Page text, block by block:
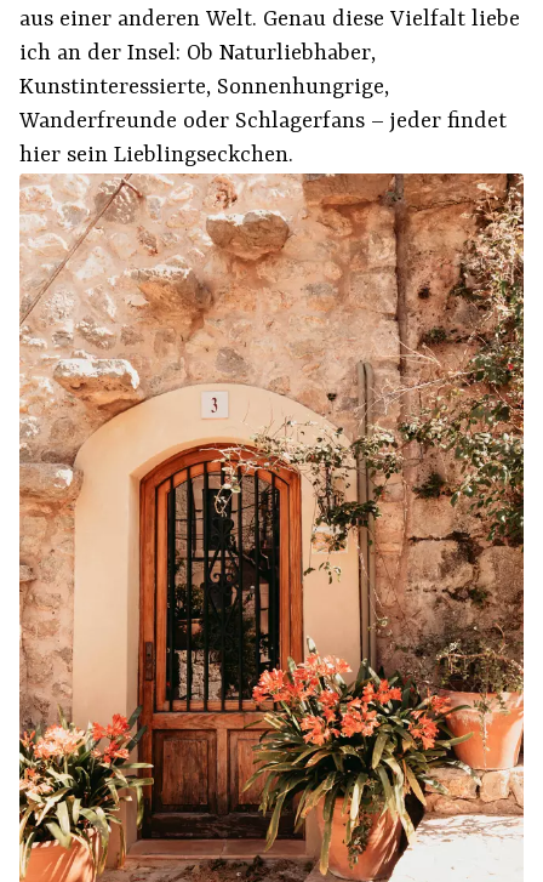
aus einer anderen Welt. Genau diese Vielfalt liebe
ich an der Insel: Ob Naturliebhaber,
Kunstinteressierte, Sonnenhungrige,
Wanderfreunde oder Schlagerfans – jeder findet
hier sein Lieblingseckchen.